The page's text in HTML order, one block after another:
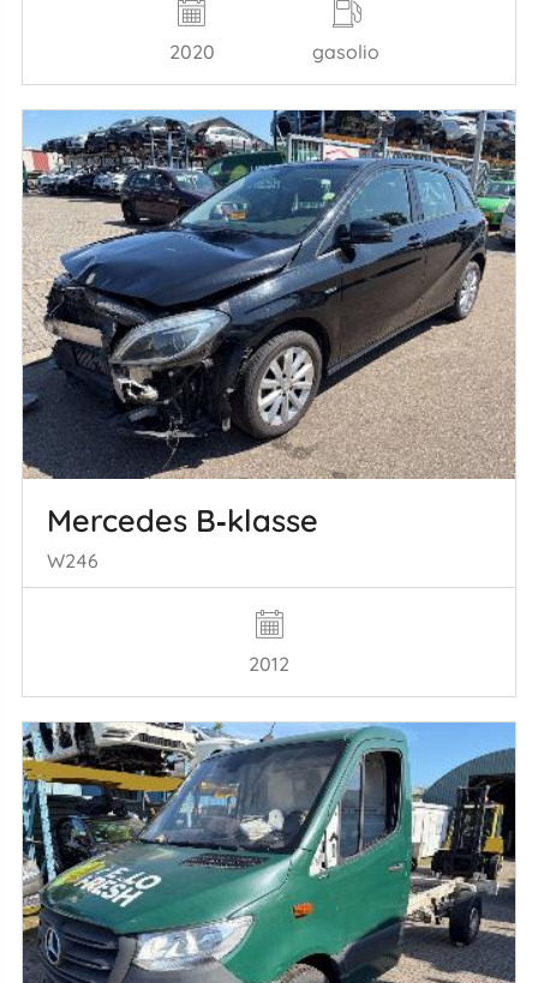
2020 gasolio
Mercedes B‑klasse
W246
2012